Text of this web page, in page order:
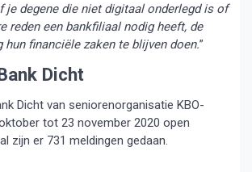
je degene die niet digitaal onderlegd is of
reden een bankfiliaal nodig heeft, de
hun financiële zaken te blijven doen.”
Dicht
Dicht van seniorenorganisatie KBO-
tot 23 november 2020 open
zijn er 731 meldingen gedaan.